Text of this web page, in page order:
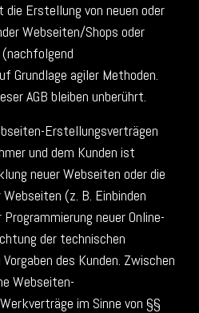
Erstellung von neuen oder
Webseiten/Shops oder
Grundlage agiler Methoden.
AGB bleiben unberührt.
Erstellungsverträgen
und dem Kunden ist
neuer Webseiten oder die
(z. B. Einbinden
neuer Online-
der technischen
des Kunden. Zwischen
Webseiten-
im Sinne von §§